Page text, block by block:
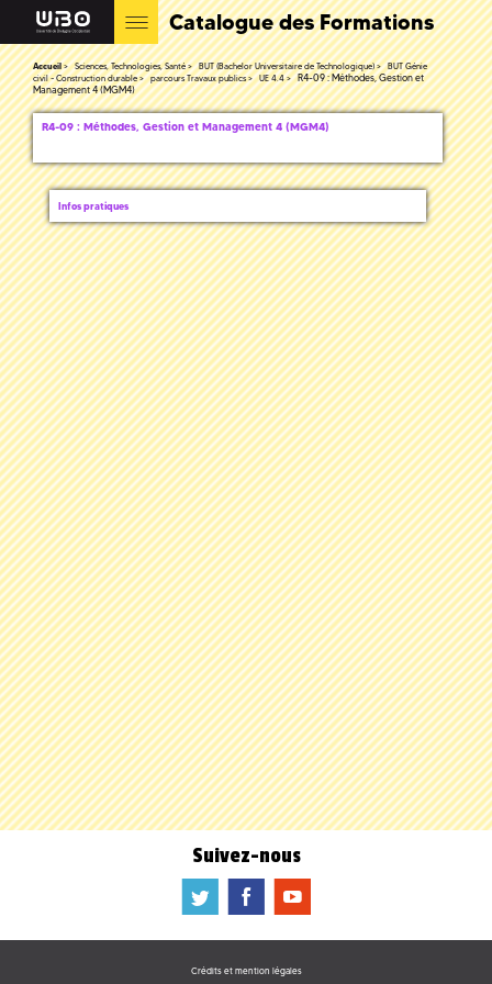
Catalogue des Formations
Accueil Sciences, Technologies, Santé BUT (Bachelor Universitaire de Technologique)
BUT Génie
civil - Construction durable
parcours Travaux publics UE 4.4
R4-09 : Méthodes, Gestion et
Management 4 (MGM4)
R4-09 : Méthodes, Gestion et Management 4 (MGM4)
Infos pratiques
Suivez-nous
a b f
Crédits et mention légales